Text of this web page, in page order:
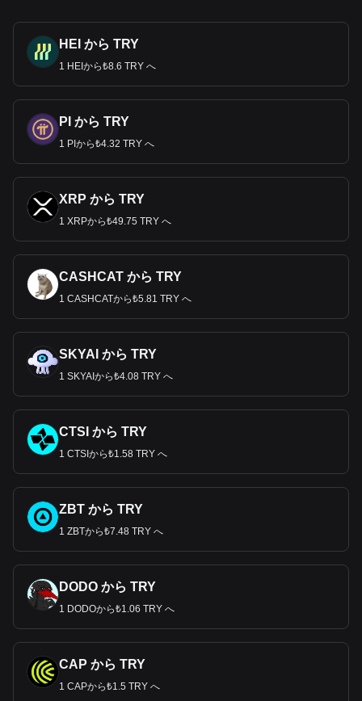
HEI から TRY
1 HEIから₺8.6 TRY へ
PI から TRY
1 PIから₺4.32 TRY へ
XRP から TRY
1 XRPから₺49.75 TRY へ
CASHCAT から TRY
1 CASHCATから₺5.81 TRY へ
SKYAI から TRY
1 SKYAIから₺4.08 TRY へ
CTSI から TRY
1 CTSIから₺1.58 TRY へ
ZBT から TRY
1 ZBTから₺7.48 TRY へ
DODO から TRY
1 DODOから₺1.06 TRY へ
CAP から TRY
1 CAPから₺1.5 TRY へ